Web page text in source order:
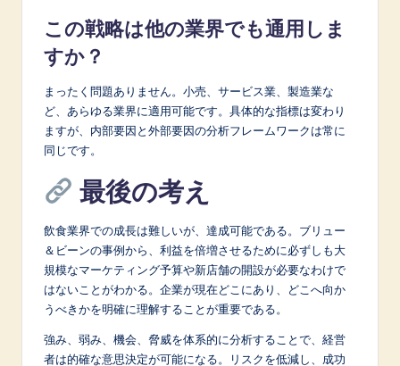
この戦略は他の業界でも通用しま
すか？
まったく問題ありません。小売、サービス業、製造業な
ど、あらゆる業界に適用可能です。具体的な指標は変わり
ますが、内部要因と外部要因の分析フレームワークは常に
同じです。
最後の考え
飲食業界での成長は難しいが、達成可能である。ブリュー
＆ビーンの事例から、利益を倍増させるために必ずしも大
規模なマーケティング予算や新店舗の開設が必要なわけで
はないことがわかる。企業が現在どこにあり、どこへ向か
うべきかを明確に理解することが重要である。
強み、弱み、機会、脅威を体系的に分析することで、経営
者は的確な意思決定が可能になる。リスクを低減し、成功